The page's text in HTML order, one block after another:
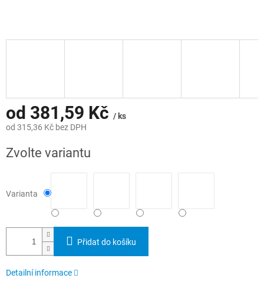
od 381,59 Kč / ks
od 315,36 Kč bez DPH
cena:
Zvolte variantu
Varianta
Přidat do košíku
Detailní informace